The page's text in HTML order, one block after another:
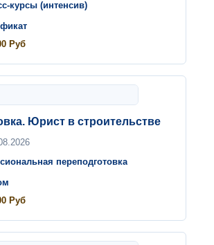
курсы (интенсив)
Руб
Юрист в строительстве
переподготовка
Руб